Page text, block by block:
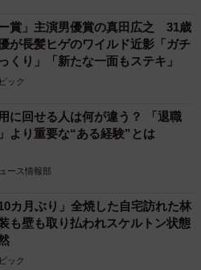
賞」主演男優賞の真田広之 31歳
が長髪ヒゲのワイルド近影「ガチ
くり」「新たな一面もステキ」
ック
に回せる人は何が違う？ 「退職
より重要な“ある経験”とは
ース情報部
カ月ぶり」全焼した自宅訪れた林
も壁も取り払われスケルトン状態
ック